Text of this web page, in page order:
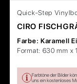
Quick-Step
CIRO
Farbe: Karamell
Format: 630 mm x
Farbtöne der Bilder
uns ein kostenloses